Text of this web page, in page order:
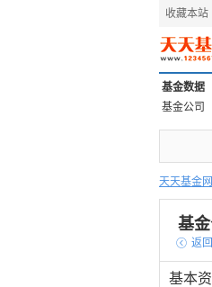
收藏本站
基金数据
基金公司
天天基金网
基
 返
基本